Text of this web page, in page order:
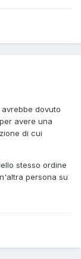
dovuto
avere una
di cui
stesso ordine
persona su